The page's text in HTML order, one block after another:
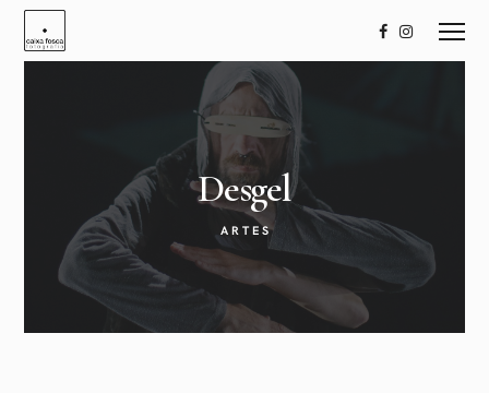
Desgel
ARTES